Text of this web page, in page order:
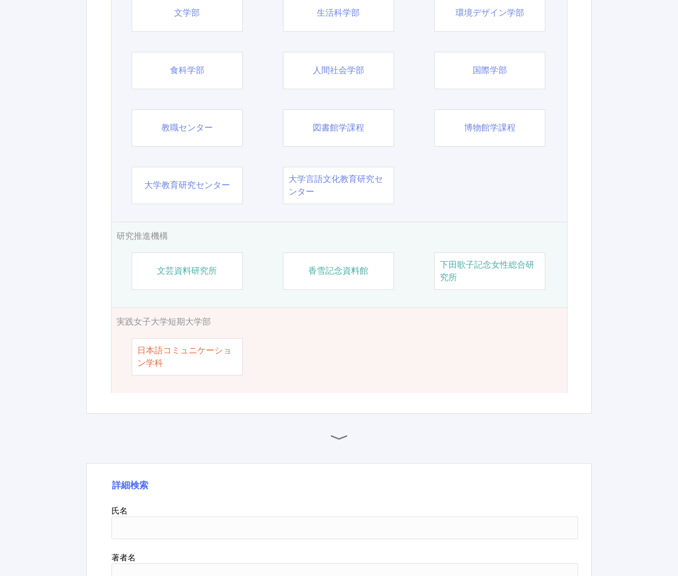
文学部 生活科学部 環境デザイン学部
食科学部 人間社会学部 国際学部
教職センター 図書館学課程 博物館学課程
大学教育研究センター
大学言語文化教育研究セ
ンター
研究推進機構
文芸資料研究所 香雪記念資料館
下田歌子記念女性総合研
究所
実践女子大学短期大学部
日本語コミュニケーショ
ン学科
詳細検索
氏名
著者名